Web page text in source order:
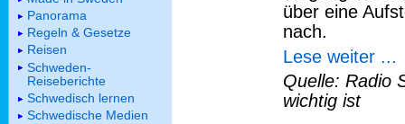
über eine
nach.
Lese weiter ...
Quelle: Radio
wichtig ist
Panorama
Regeln & Gesetze
Reisen
Schweden-
Reiseberichte
Schwedisch lernen
Schwedische Medien